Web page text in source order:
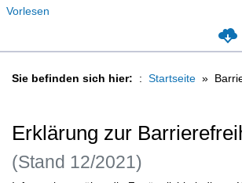
Vorlesen
Sie befinden sich hier: Startseite
Erklärung zur
(Stand 12/2021)